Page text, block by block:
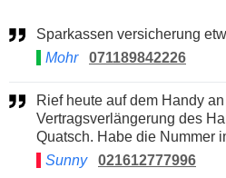
Sparkassen versicherung
Mohr
071189842226
Rief heute auf dem Handy an und sprach von
Vertragsverlängerung des
Quatsch. Habe die Nummer
Sunny
021612777996